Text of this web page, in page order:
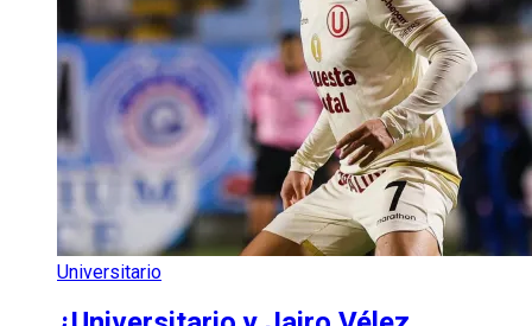
Universitario